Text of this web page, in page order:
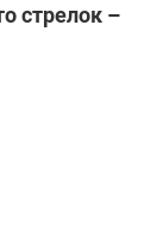
стрелок –